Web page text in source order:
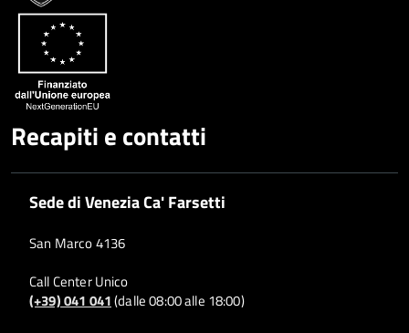
Recapiti e contatti
Sede di Venezia Ca' Farsetti
San Marco 4136
Call Center Unico
(+39) 041 041(dalle 08:00 alle 18:00)